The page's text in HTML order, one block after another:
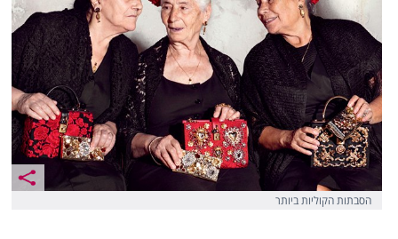
הסבתות הקוליות ביותר